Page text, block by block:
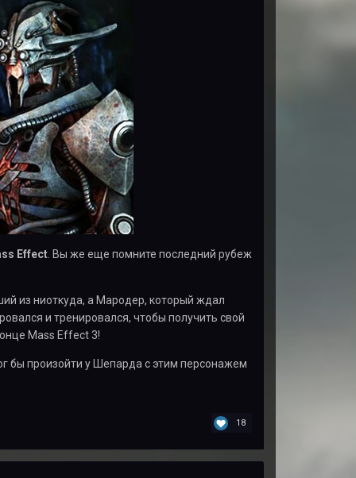
Effect. Вы же еще помните последний рубеж
из ниоткуда, а Мародер, который ждал
и тренировался, чтобы получить свой
Mass Effect 3!
бы произойти у Шепарда с этим персонажем
18